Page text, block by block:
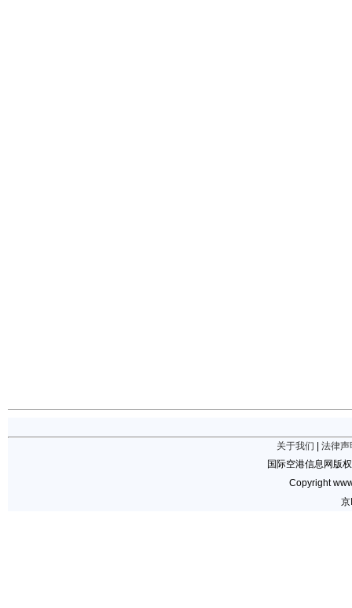
关于我们
法律声
国际空港信息网版
Copyright